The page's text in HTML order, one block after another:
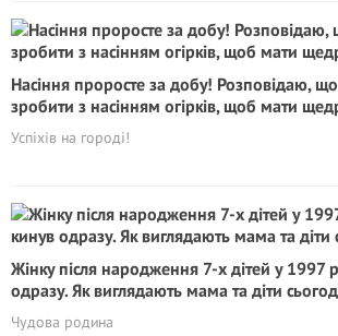
Насіння проросте за добу! Розповідаю,
зробити з насінням огірків, щоб мати
Успіхів на городі!
Жінку після народження 7-х дітей у 1997
одразу. Як виглядають мама та діти
Чудова родина